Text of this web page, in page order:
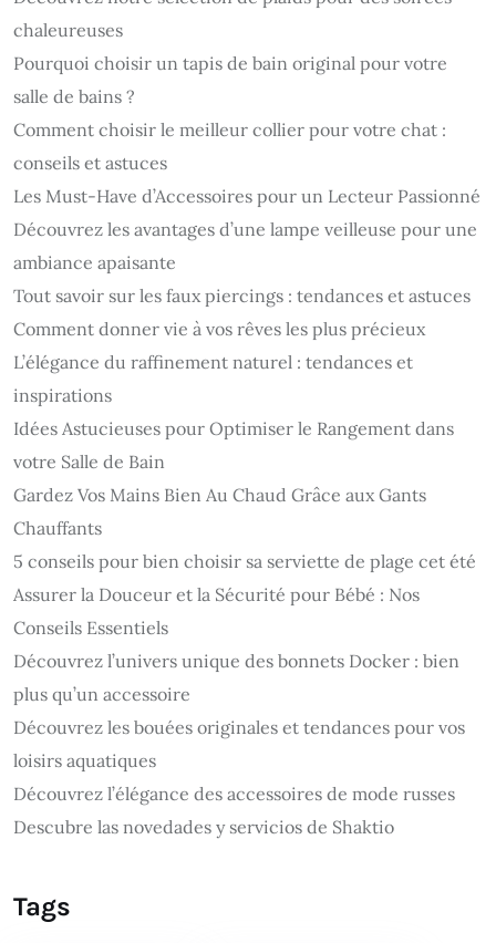
chaleureuses
Pourquoi choisir un tapis de bain original pour votre
salle de bains ?
Comment choisir le meilleur collier pour votre chat :
conseils et astuces
Les Must-Have d’Accessoires pour un Lecteur Passionné
Découvrez les avantages d’une lampe veilleuse pour une
ambiance apaisante
Tout savoir sur les faux piercings : tendances et astuces
Comment donner vie à vos rêves les plus précieux
L’élégance du raffinement naturel : tendances et
inspirations
Idées Astucieuses pour Optimiser le Rangement dans
votre Salle de Bain
Gardez Vos Mains Bien Au Chaud Grâce aux Gants
Chauffants
5 conseils pour bien choisir sa serviette de plage cet été
Assurer la Douceur et la Sécurité pour Bébé : Nos
Conseils Essentiels
Découvrez l’univers unique des bonnets Docker : bien
plus qu’un accessoire
Découvrez les bouées originales et tendances pour vos
loisirs aquatiques
Découvrez l’élégance des accessoires de mode russes
Descubre las novedades y servicios de Shaktio
Tags